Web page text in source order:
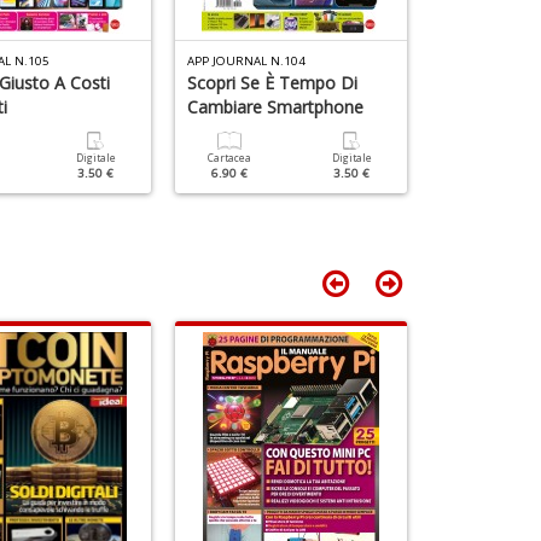
N.105
A Costi
Digitale
3.50 €
APP JOURNAL N.104
Scopri Se È Tempo Di
Cambiare Smartphone
Cartacea
6.90 €
Digitale
3.50 €